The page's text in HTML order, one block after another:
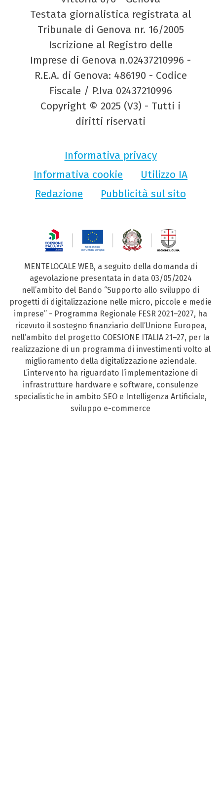
Testata giornalistica registrata al
Tribunale di Genova nr. 16/2005
Iscrizione al Registro delle
Imprese di Genova n.02437210996 -
R.E.A. di Genova: 486190 - Codice
Fiscale / P.Iva 02437210996
Copyright © 2025 (V3) - Tutti i
diritti riservati
Informativa privacy
Informativa cookie
Utilizzo IA
Redazione
Pubblicità sul sito
MENTELOCALE WEB, a seguito della domanda di
agevolazione presentata in data 03/05/2024
nell’ambito del Bando “Supporto allo sviluppo di
progetti di digitalizzazione nelle micro, piccole e medie
imprese” - Programma Regionale FESR 2021–2027, ha
ricevuto il sostegno finanziario dell’Unione Europea,
nell’ambito del progetto COESIONE ITALIA 21–27, per la
realizzazione di un programma di investimenti volto al
miglioramento della digitalizzazione aziendale.
L’intervento ha riguardato l’implementazione di
infrastrutture hardware e software, consulenze
specialistiche in ambito SEO e Intelligenza Artificiale,
sviluppo e-commerce